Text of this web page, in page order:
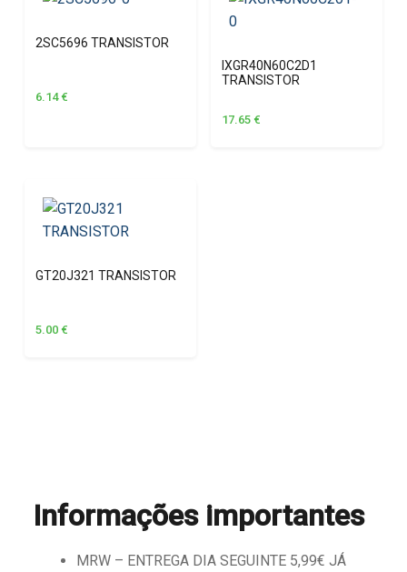
2SC5696 TRANSISTOR
6.14 €
IXGR40N60C2D1
TRANSISTOR
17.65 €
GT20J321 TRANSISTOR
5.00 €
Informações importantes
MRW – ENTREGA DIA SEGUINTE 5,99€ JÁ